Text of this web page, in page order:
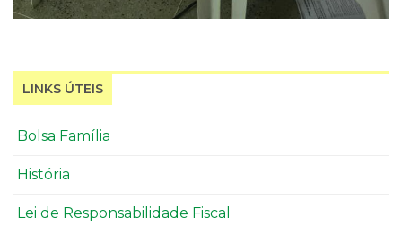
LINKS ÚTEIS
Bolsa Família
História
Lei de Responsabilidade Fiscal